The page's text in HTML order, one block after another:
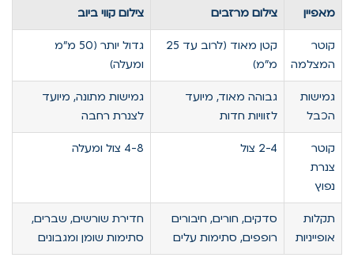
מאפיין צילום מרזבים צילום קווי ביוב
קוטר
המצלמה
קטן מאוד (לרוב עד 25
מ"מ)
גדול יותר (50 מ"מ
ומעלה)
גמישות
הכבל
גבוהה מאוד, מיועד
לזוויות חדות
גמישות מתונה, מיועד
לצנרת רחבה
קוטר
צנרת
נפוץ
2-4 צול 4-8 צול ומעלה
תקלות
אופייניות
סדקים, חורים, חיבורים
רופפים, סתימות עלים
חדירת שורשים, שברים,
סתימות שומן ומגבונים